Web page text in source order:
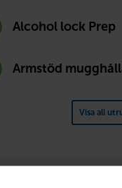
Alcohol lock Prep
Armstöd
Visa all